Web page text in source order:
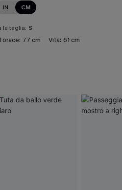
IN CM
la taglia: S
77 cm Vita: 61 cm